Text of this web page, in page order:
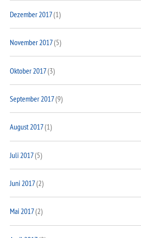
Dezember 2017(1)
November 2017(5)
Oktober 2017(3)
September 2017(9)
August 2017(1)
Juli 2017(5)
Juni 2017(2)
Mai 2017(2)